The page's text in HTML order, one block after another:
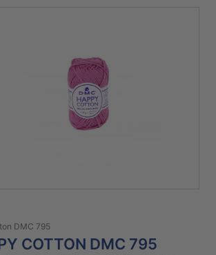
DMC 795
COTTON DMC 795